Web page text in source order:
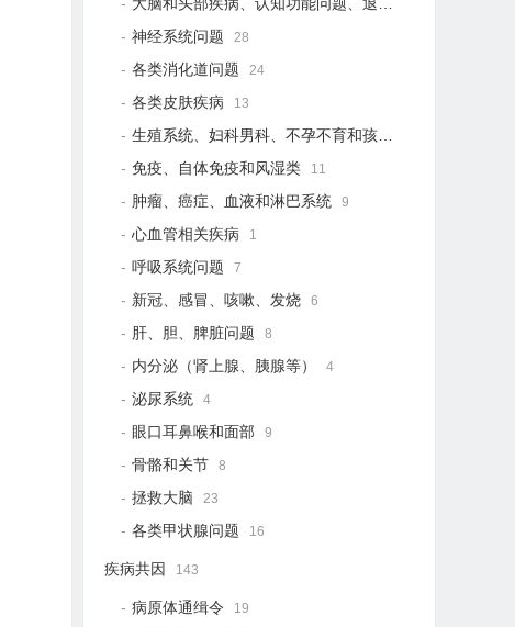
神经系统问题 28
各类消化道问题 24
各类皮肤疾病 13
生殖系统、妇科男科、不孕不育和孩子健康
免疫、自体免疫和风湿类 11
肿瘤、癌症、血液和淋巴系统 9
心血管相关疾病 1
呼吸系统问题 7
新冠、感冒、咳嗽、发烧 6
肝、胆、脾脏问题 8
内分泌（肾上腺、胰腺等） 4
泌尿系统 4
眼口耳鼻喉和面部 9
骨骼和关节 8
拯救大脑 23
各类甲状腺问题 16
疾病共因 143
病原体通缉令 19